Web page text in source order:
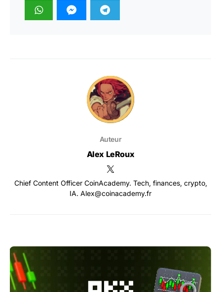
Auteur
Alex LeRoux
Chief Content Officer CoinAcademy. Tech, finances, crypto,
IA. Alex@coinacademy.fr